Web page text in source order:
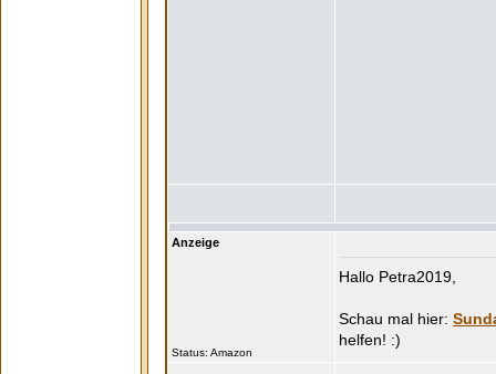
Anzeige
Status:
Hallo Petra2019,